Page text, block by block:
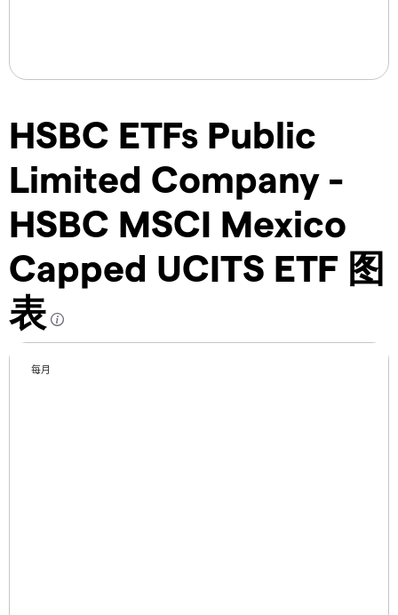
HSBC ETFs Public
Limited Company -
HSBC MSCI Mexico
Capped UCITS ETF 图
表
每月